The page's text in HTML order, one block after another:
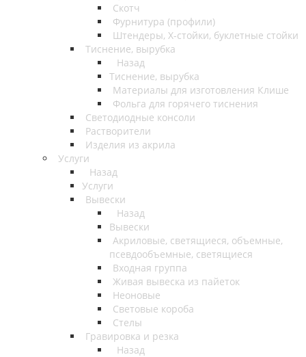
Скотч
Фурнитура (профили)
Штендеры, Х-стойки, буклетные стойки
Тиснение, вырубка
Назад
Тиснение, вырубка
Материалы для изготовления Клише
Фольга для горячего тиснения
Светодиодные консоли
Растворители
Изделия из акрила
Услуги
Назад
Услуги
Вывески
Назад
Вывески
Акриловые, светящиеся, объемные,
псевдообъемные, светящиеся
Входная группа
Живая вывеска из пайеток
Неоновые
Световые короба
Стелы
Гравировка и резка
Назад